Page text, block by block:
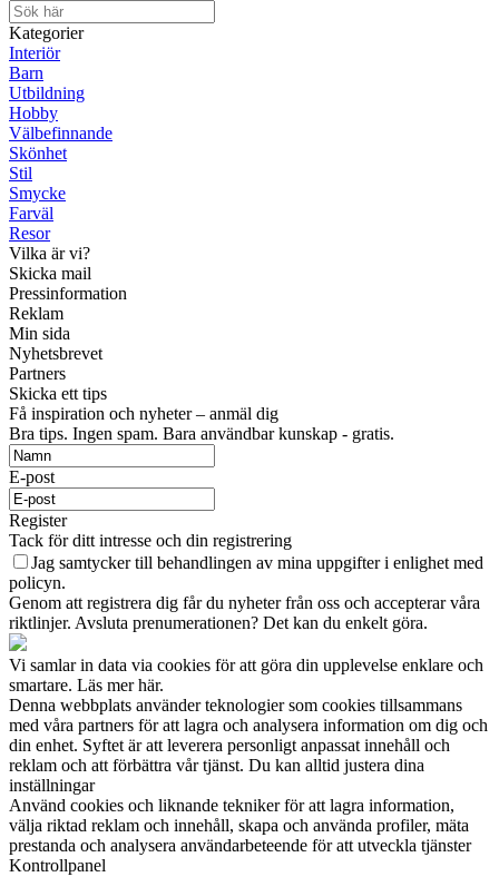
Kategorier
Interiör
Barn
Utbildning
Hobby
Välbefinnande
Skönhet
Stil
Smycke
Farväl
Resor
Vilka är vi?
Skicka mail
Pressinformation
Reklam
Min sida
Nyhetsbrevet
Partners
Skicka ett tips
Få inspiration och nyheter – anmäl dig
Bra tips. Ingen spam. Bara användbar kunskap - gratis.
E-post
Register
Tack för ditt intresse och din registrering
Jag samtycker till behandlingen av mina uppgifter i enlighet med
policyn.
Genom att registrera dig får du nyheter från oss och accepterar våra
riktlinjer. Avsluta prenumerationen? Det kan du enkelt göra.
Vi samlar in data via cookies för att göra din upplevelse enklare och
smartare. Läs mer här.
Denna webbplats använder teknologier som cookies tillsammans
med våra partners för att lagra och analysera information om dig och
din enhet. Syftet är att leverera personligt anpassat innehåll och
reklam och att förbättra vår tjänst. Du kan alltid justera dina
inställningar
Använd cookies och liknande tekniker för att lagra information,
välja riktad reklam och innehåll, skapa och använda profiler, mäta
prestanda och analysera användarbeteende för att utveckla tjänster
Kontrollpanel